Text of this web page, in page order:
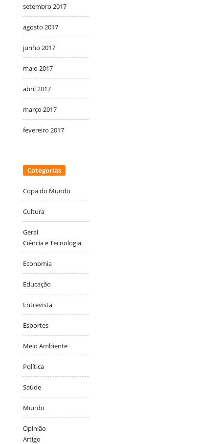
setembro 2017
agosto 2017
junho 2017
maio 2017
abril 2017
março 2017
fevereiro 2017
Categorias
Copa do Mundo
Cultura
Geral
Ciência e Tecnologia
Economia
Educação
Entrevista
Esportes
Meio Ambiente
Política
Saúde
Mundo
Opinião
Artigo